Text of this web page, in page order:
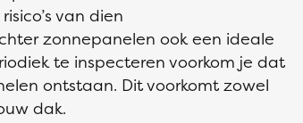
van dien
zonnepanelen ook een ideale
te inspecteren voorkom je dat
ontstaan. Dit voorkomt zowel
dak.